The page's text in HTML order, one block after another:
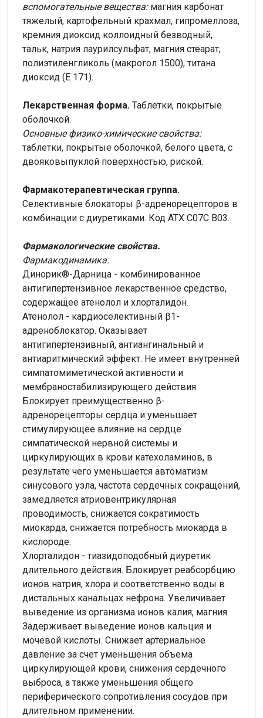
вспомогательные вещества:магния карбонат
тяжелый, картофельный крахмал, гипромеллоза,
кремния диоксид коллоидный безводный,
тальк, натрия лаурилсульфат, магния стеарат,
полиэтиленгликоль (макрогол 1500), титана
диоксид (Е 171).
Лекарственная форма. Таблетки, покрытые
оболочкой.
Основные физико-химические свойства:
таблетки, покрытые оболочкой, белого цвета, с
двояковыпуклой поверхностью, риской.
Фармакотерапевтическая группа.
Селективные блокаторы β-адренорецепторов в
комбинации с диуретиками. Код АТХ С07С В03.
Фармакологические свойства.
Фармакодинамика.
Динорик®-Дарница - комбинированное
антигипертензивное лекарственное средство,
содержащее атенолол и хлорталидон.
Атенолол - кардиоселективный β1-
адреноблокатор. Оказывает
антигипертензивный, антиангинальный и
антиаритмический эффект. Не имеет внутренней
симпатомиметической активности и
мембраностабилизирующего действия.
Блокирует преимущественно β-
адренорецепторы сердца и уменьшает
стимулирующее влияние на сердце
симпатической нервной системы и
циркулирующих в крови катехоламинов, в
результате чего уменьшается автоматизм
синусового узла, частота сердечных сокращений,
замедляется атриовентрикулярная
проводимость, снижается сократимость
миокарда, снижается потребность миокарда в
кислороде.
Хлорталидон - тиазидоподобный диуретик
длительного действия. Блокирует реабсорбцию
ионов натрия, хлора и соответственно воды в
дистальных канальцах нефрона. Увеличивает
выведение из организма ионов калия, магния.
Задерживает выведение ионов кальция и
мочевой кислоты. Снижает артериальное
давление за счет уменьшения объема
циркулирующей крови, снижения сердечного
выброса, а также уменьшения общего
периферического сопротивления сосудов при
длительном применении.